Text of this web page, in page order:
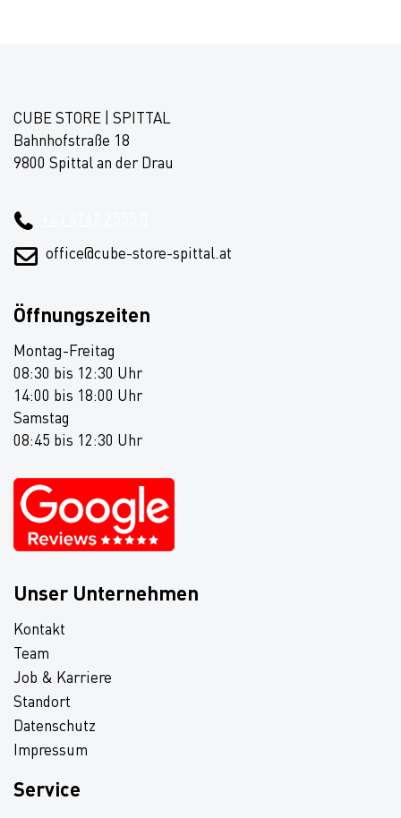
CUBE STORE | SPITTAL
Bahnhofstraße 18
9800 Spittal an der Drau
office@cube-store-spittal.at
Öffnungszeiten
Montag-Freitag
08:30 bis 12:30 Uhr
14:00 bis 18:00 Uhr
Samstag
08:45 bis 12:30 Uhr
Unser Unternehmen
Kontakt
Team
Job & Karriere
Standort
Datenschutz
Impressum
Service